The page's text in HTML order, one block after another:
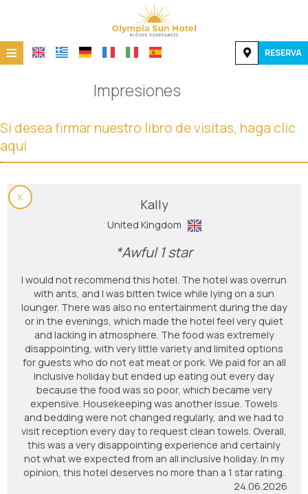
≡ RESERVA
ALOJAMIENTO
INSTALACIONES
GALERÍA DE FOTOS
Impresiones
Si desea firmar nuestro libro de visitas, haga clic
aquí
K Kally
United Kingdom
*Awful 1 star
I would not recommend this hotel. The hotel was overrun
with ants, and I was bitten twice while lying on a sun
lounger. There was also no entertainment during the day
or in the evenings, which made the hotel feel very quiet
and lacking in atmosphere. The food was extremely
disappointing, with very little variety and limited options
for guests who do not eat meat or pork. We paid for an all
inclusive holiday but ended up eating out every day
because the food was so poor, which became very
expensive. Housekeeping was another issue. Towels
and bedding were not changed regularly, and we had to
visit reception every day to request clean towels. Overall,
this was a very disappointing experience and certainly
not what we expected from an all inclusive holiday. In my
opinion, this hotel deserves no more than a 1 star rating.
24.06.2026